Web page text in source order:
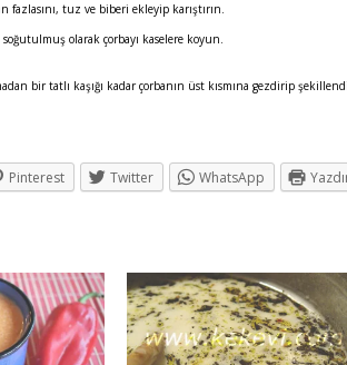
fazlasını, tuz ve biberi ekleyip karıştırın.
soğutulmuş olarak çorbayı kaselere koyun.
bir tatlı kaşığı kadar çorbanın üst kısmına gezdirip
Pinterest Twitter WhatsApp